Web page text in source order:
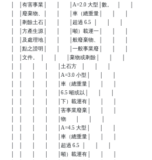
    │    │有害事業│        │        │A=2.0 大型│數。    │        │
    │    │廢棄物、│        │        │車（總重量│        │        │
    │    │剩餘土石│        │        │超過 6.5  │        │        │
    │    │方產生源│        │        │噸）載運一│        │        │
    │    │及處理地│        │        │般廢棄物、│        │        │
    │    │點之證明│        │        │一般事業廢│        │        │
    │    │文件。  │        │        │棄物或剩餘│        │        │
    │    │        │        │        │土石方    │        │        │
    │    │        │        │        │A=3.0 小型│        │        │
    │    │        │        │        │車（總重量│        │        │
    │    │        │        │        │6.5 噸或以│        │        │
    │    │        │        │        │下）載運有│        │        │
    │    │        │        │        │害事業廢棄│        │        │
    │    │        │        │        │物        │        │        │
    │    │        │        │        │A=4.5 大型│        │        │
    │    │        │        │        │車（總重量│        │        │
    │    │        │        │        │超過 6.5  │        │        │
    │    │        │        │        │噸）載運有│        │        │